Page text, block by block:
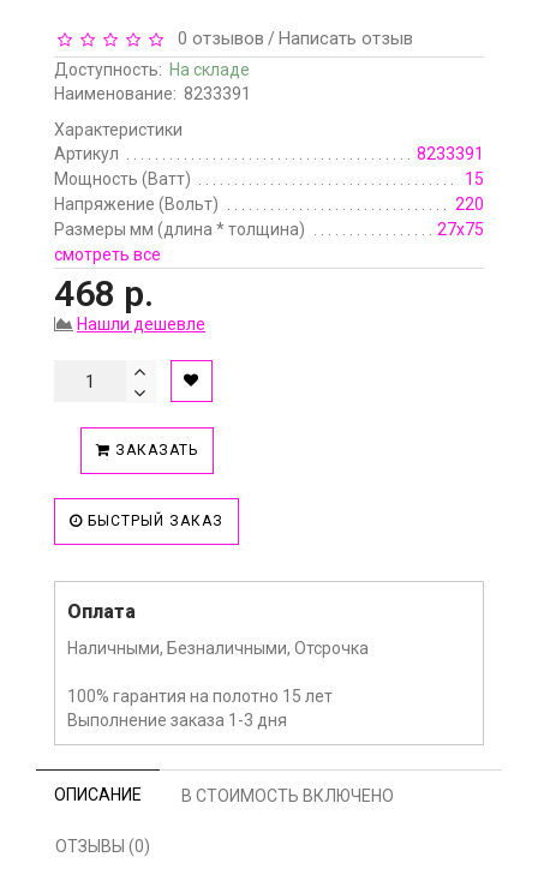
0 отзывов /Написать отзыв
Доступность: На складе
Наименование: 8233391
Характеристики
Артикул
8233391
Мощность (Ватт)
15
Напряжение (Вольт)
220
Размеры мм (длина * толщина)
27х75
смотреть все
468 р.
Нашли дешевле
ЗАКАЗАТЬ
БЫСТРЫЙ ЗАКАЗ
Оплата
Наличными, Безналичными, Отсрочка
100% гарантия на полотно 15 лет
Выполнение заказа 1-3 дня
ОПИСАНИЕ В СТОИМОСТЬ ВКЛЮЧЕНО
ОТЗЫВЫ (0)